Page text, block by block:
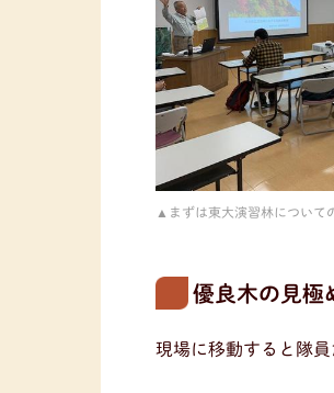
まずは東大演習林について
優良木の見極
現場に移動すると隊